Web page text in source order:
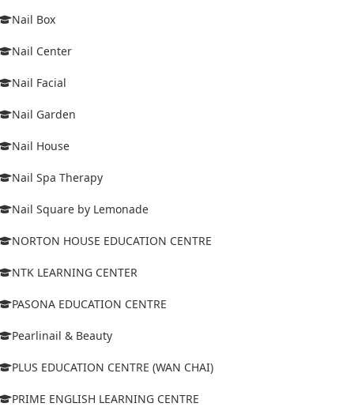
Nail Box
Nail Center
Nail Facial
Nail Garden
Nail House
Nail Spa Therapy
Nail Square by Lemonade
NORTON HOUSE EDUCATION CENTRE
NTK LEARNING CENTER
PASONA EDUCATION CENTRE
Pearlinail & Beauty
PLUS EDUCATION CENTRE (WAN CHAI)
PRIME ENGLISH LEARNING CENTRE